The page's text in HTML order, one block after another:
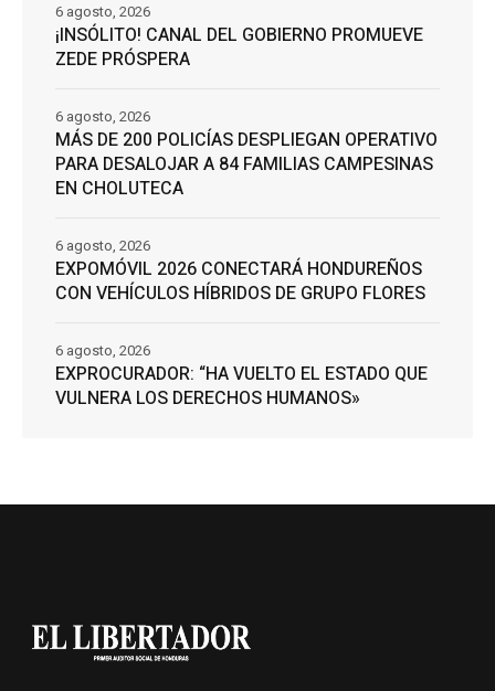
¡INSÓLITO! CANAL DEL GOBIERNO PROMUEVE
ZEDE PRÓSPERA
6 agosto, 2026
MÁS DE 200 POLICÍAS DESPLIEGAN OPERATIVO
PARA DESALOJAR A 84 FAMILIAS CAMPESINAS
EN CHOLUTECA
6 agosto, 2026
EXPOMÓVIL 2026 CONECTARÁ HONDUREÑOS
CON VEHÍCULOS HÍBRIDOS DE GRUPO FLORES
6 agosto, 2026
EXPROCURADOR: “HA VUELTO EL ESTADO QUE
VULNERA LOS DERECHOS HUMANOS»
6 agosto, 2026